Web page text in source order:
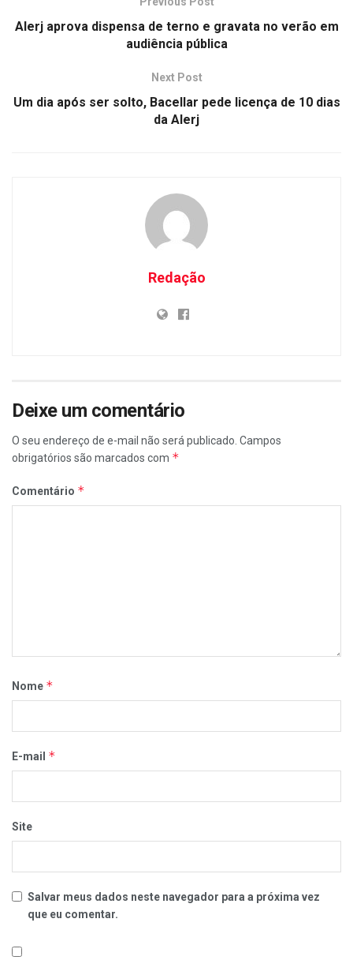
Alerj aprova dispensa de terno e gravata no verão em
audiência pública
Next Post
Um dia após ser solto, Bacellar pede licença de 10 dias
da Alerj
Redação
Deixe um comentário
O seu endereço de e-mail não será publicado. Campos
obrigatórios são marcados com *
Comentário *
Nome *
E-mail *
Site
Salvar meus dados neste navegador para a próxima vez
que eu comentar.